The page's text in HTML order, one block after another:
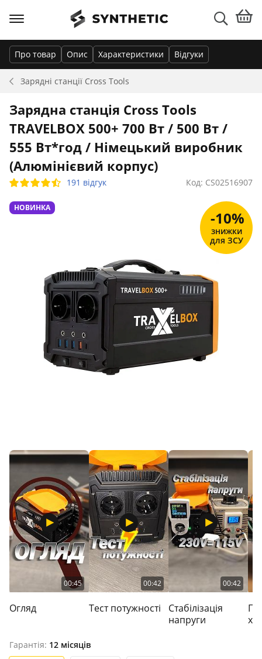
Зарядні станції Cross Tools
Про товар Опис Характеристики Відгуки
Зарядна станція Cross Tools
TRAVELBOX 500+ 700 Вт / 500 Вт /
555 Вт*год / Німецький виробник
(Алюмінієвий корпус)
191 відгук Код: CS02516907
НОВИНКА
-10%
знижки
для ЗСУ
00:45
Огляд
00:42
Тест потужності
00:42
Стабілізація
напруги
Гарантія: 12 місяців